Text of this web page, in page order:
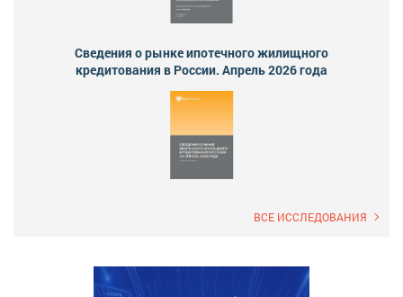
Сведения о рынке ипотечного жилищного
кредитования в России. Апрель 2026 года
ВСЕ ИССЛЕДОВАНИЯ